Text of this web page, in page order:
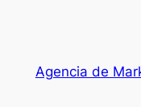
Agencia de